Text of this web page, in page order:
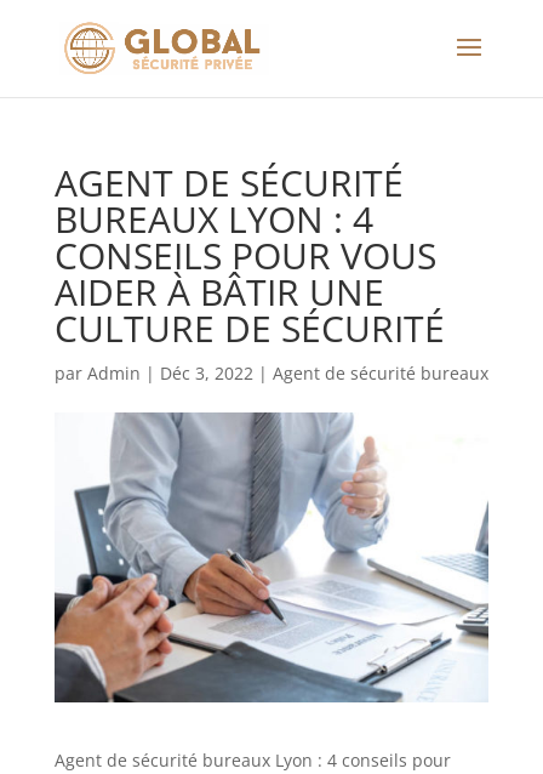
AGENT DE SÉCURITÉ
BUREAUX LYON : 4
CONSEILS POUR VOUS
AIDER À BÂTIR UNE
CULTURE DE SÉCURITÉ
par Admin | Déc 3, 2022| Agent de sécurité bureaux
Agent de sécurité bureaux Lyon : 4 conseils pour